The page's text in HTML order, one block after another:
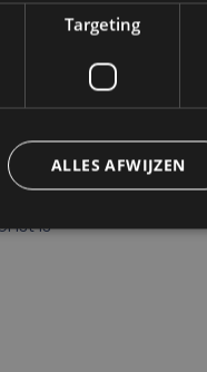
(bijv.
is
Targeting
ALLES AFWIJZEN